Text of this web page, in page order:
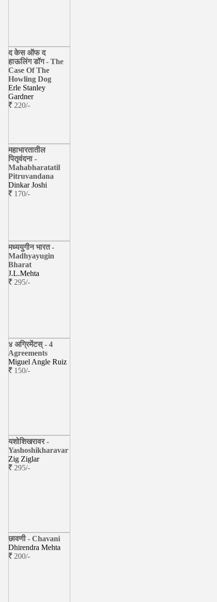
द केस ऑफ द
हाऊलिंग डॉग - The
Case Of The
Howling Dog
Erle Stanley
Gardner
220/-
महाभारतातील
पितृवंदना -
Mahabharatatil
Pitruvandana
Dinkar Joshi
170/-
मध्ययुगीन भारत -
Madhyayugin
Bharat
J.L.Mehta
295/-
४ अग्रिमेंटस् - 4
Agreements
Miguel Angle Ruiz
150/-
यशोशिखरावर -
Yashoshikharavar
Zig Ziglar
295/-
छावणी - Chavani
Dhirendra Mehta
200/-